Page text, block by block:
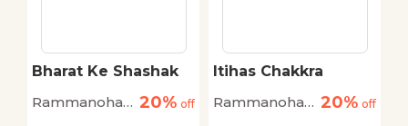
Bharat Ke Shashak
Rammanohar
20% off
Itihas Chakkra
Rammanohar
20% off